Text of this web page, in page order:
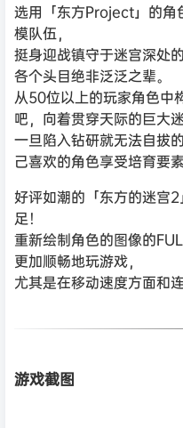
选用「东方Project」的角
模队伍，
挺身迎战镇守于迷宫深处
各个头目绝非泛泛之辈。
从50位以上的玩家角色中
吧，向着贯穿天际的巨大迷
一旦陷入钻研就无法自拔
己喜欢的角色享受培育要素
好评如潮的「东方的迷宫
足！
重新绘制角色的图像的
更加顺畅地玩游戏，
尤其是在移动速度方面和
游戏截图